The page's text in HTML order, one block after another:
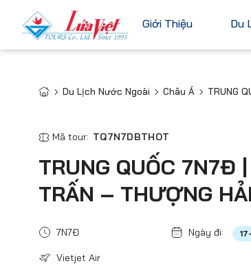
Giới Thiệu Du
Du Lịch Trong Nước
Tour Cao Cấp
Du Lịch Nước Ngoài Châu Á TRUNG
Mã tour: TQ7N7DBTHOT
TRUNG QUỐC 7N7Đ
TRẤN – THƯỢNG HẢI
7N7Đ Ngày đi:
Vietjet Air